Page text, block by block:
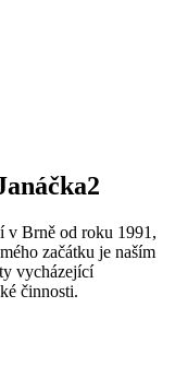
v Brně od roku 1991,
začátku je naším
vycházející
činnosti.